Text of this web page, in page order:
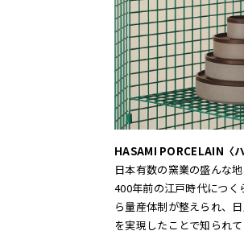
HASAMI PORCELAIN〈
日本有数の窯業の盛んな
400年前の江戸時代につ
ら量産体制が整えられ、
を実現したことで知られ